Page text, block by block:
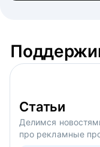
Статьи
Делимся
про рекламные